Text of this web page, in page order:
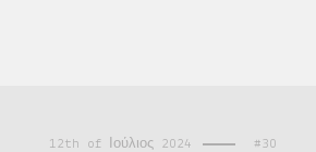
12th of Ιούλιος 2024 #30